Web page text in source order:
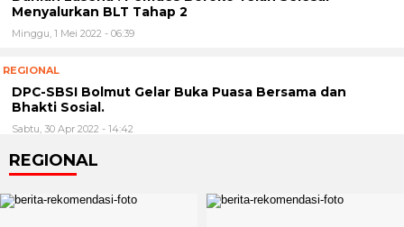
Menyalurkan BLT Tahap 2
Minggu, 1 Mei 2022 - 06:39
REGIONAL
DPC-SBSI Bolmut Gelar Buka Puasa Bersama dan
Bhakti Sosial.
Sabtu, 30 Apr 2022 - 14:42
REGIONAL